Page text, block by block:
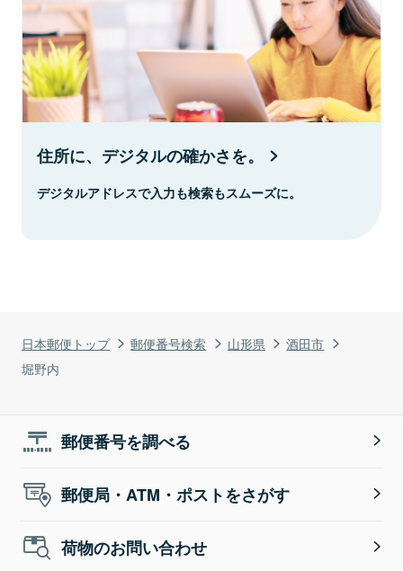
日本郵便トップ 郵便番号検索 山形県
酒田市
堀野内
住所に、デジタルの確かさを。
デジタルアドレスで入力も検索もスムーズに。
郵便番号を調べる
郵便局・ATM・ポストをさがす
荷物のお問い合わせ